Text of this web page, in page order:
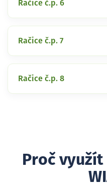
Račice č.p. 6
Račice č.p. 7
Račice č.p. 8
Proč